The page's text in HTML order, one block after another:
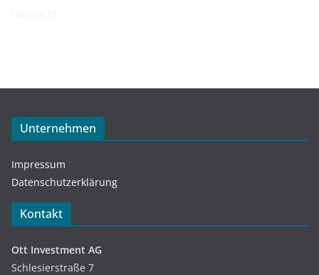
Unternehmen
Impressum
Datenschutzerklärung
Kontakt
Ott Investment AG
Schlesierstraße 7